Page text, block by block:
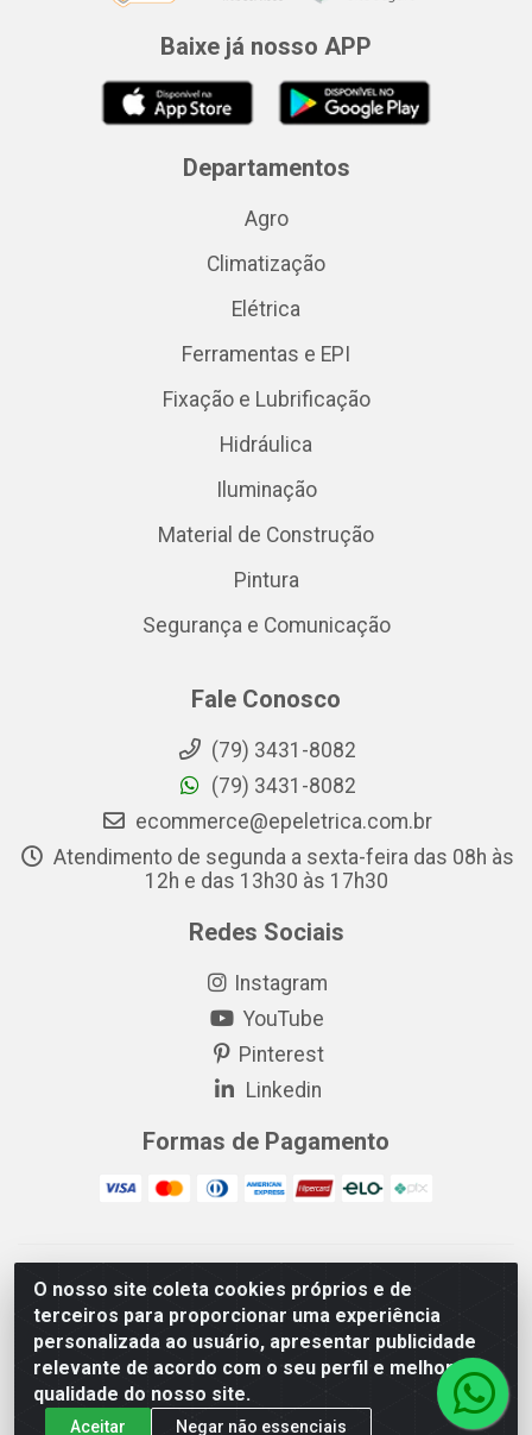
O nosso site coleta cookies próprios e de
terceiros para proporcionar uma experiência
personalizada ao usuário, apresentar publicidade
relevante de acordo com o seu perfil e melhorar a
qualidade do nosso site.
Aceitar Negar não essenciais
Baixe já nosso APP
Departamentos
Agro
Climatização
Elétrica
Ferramentas e EPI
Fixação e Lubrificação
Hidráulica
Iluminação
Material de Construção
Pintura
Segurança e Comunicação
Fale Conosco
(79) 3431-8082
(79) 3431-8082
ecommerce@epeletrica.com.br
Atendimento de segunda a sexta-feira das 08h às
12h e das 13h30 às 17h30
Redes Sociais
Instagram
YouTube
Pinterest
Linkedin
Formas de Pagamento
EP Elétrica LTDA - 18.621.731/0005-43 - Itabaiana/SE - CEP:
49511-899
EP Elétrica LTDA - 48.594.570/0001-83 - Itabaiana/SE - CEP:
49511-899